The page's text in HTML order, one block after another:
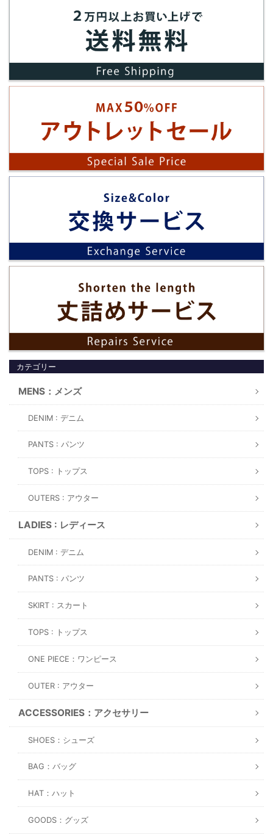
カテゴリー
MENS：メンズ
DENIM : デニム
PANTS : パンツ
TOPS : トップス
OUTERS : アウター
LADIES : レディース
DENIM : デニム
PANTS : パンツ
SKIRT : スカート
TOPS : トップス
ONE PIECE：ワンピース
OUTER : アウター
ACCESSORIES：アクセサリー
SHOES：シューズ
BAG：バッグ
HAT：ハット
GOODS：グッズ